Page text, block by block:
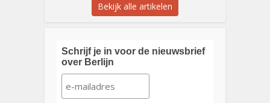
Bekijk alle artikelen
Schrijf je in voor de nieuwsbrief
over Berlijn